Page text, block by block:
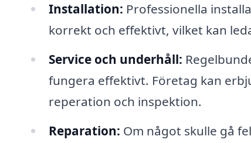
Installation: Professionella
korrekt och effektivt, vilket kan
Service och underhåll:
fungera effektivt. Företag kan
reperation och inspektion.
Reparation: Om något skulle gå